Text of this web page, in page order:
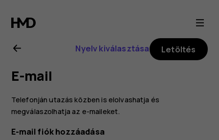
Nokia
4.2
felhasználói
kézikönyv
Nyelv kiválasztása Letöltés
E-mail
Telefonján utazás közben is elolvashatja és
megválaszolhatja az e-maileket.
E-mail fiók hozzáadása